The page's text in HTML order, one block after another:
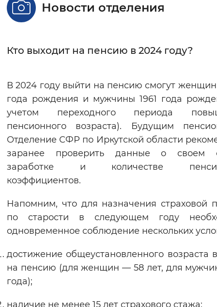
Размер шрифта
Шрифт
Интервал между буквами
Нормальный Увеличенный
Цвет сайта
Монохромный Инверсивный
Изображения
Включены Выключены
Воспроизвести Остановить
Вернуть стандартные настройки
Новости отделения
Кто выходит на пенсию в 2024 году?
В 2024 году выйти на пенсию смогут
года рождения и мужчины 1961 года
учетом переходного периода
пенсионного возраста). Будущим
Отделение СФР по Иркутской области
заранее проверить данные о своем
заработке и количестве
коэффициентов.
Напомним, что для назначения страховой
по старости в следующем году
одновременное соблюдение нескольких
достижение общеустановленного возраста
на пенсию (для женщин — 58 лет, для
года);
наличие не менее 15 лет страхового стажа;